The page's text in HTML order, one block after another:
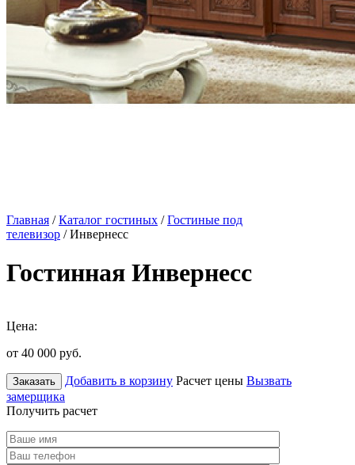
Главная /Каталог гостиных /Гостиные под
телевизор / Инвернесс
Гостинная Инвернесс
Цена:
от 40 000 руб.
Заказать Добавить в корзину Расчет цены Вызвать
замерщика
Получить расчет